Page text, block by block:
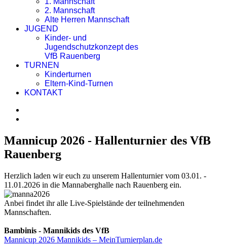
2. Mannschaft
Alte Herren Mannschaft
JUGEND
Kinder- und
Jugendschutzkonzept des
VfB Rauenberg
TURNEN
Kinderturnen
Eltern-Kind-Turnen
KONTAKT
Mannicup 2026 - Hallenturnier des VfB
Rauenberg
Herzlich laden wir euch zu unserem Hallenturnier vom 03.01. -
11.01.2026 in die Mannaberghalle nach Rauenberg ein.
Anbei findet ihr alle Live-Spielstände der teilnehmenden
Mannschaften.
Bambinis - Mannikids des VfB
Mannicup 2026 Mannikids – MeinTurnierplan.de